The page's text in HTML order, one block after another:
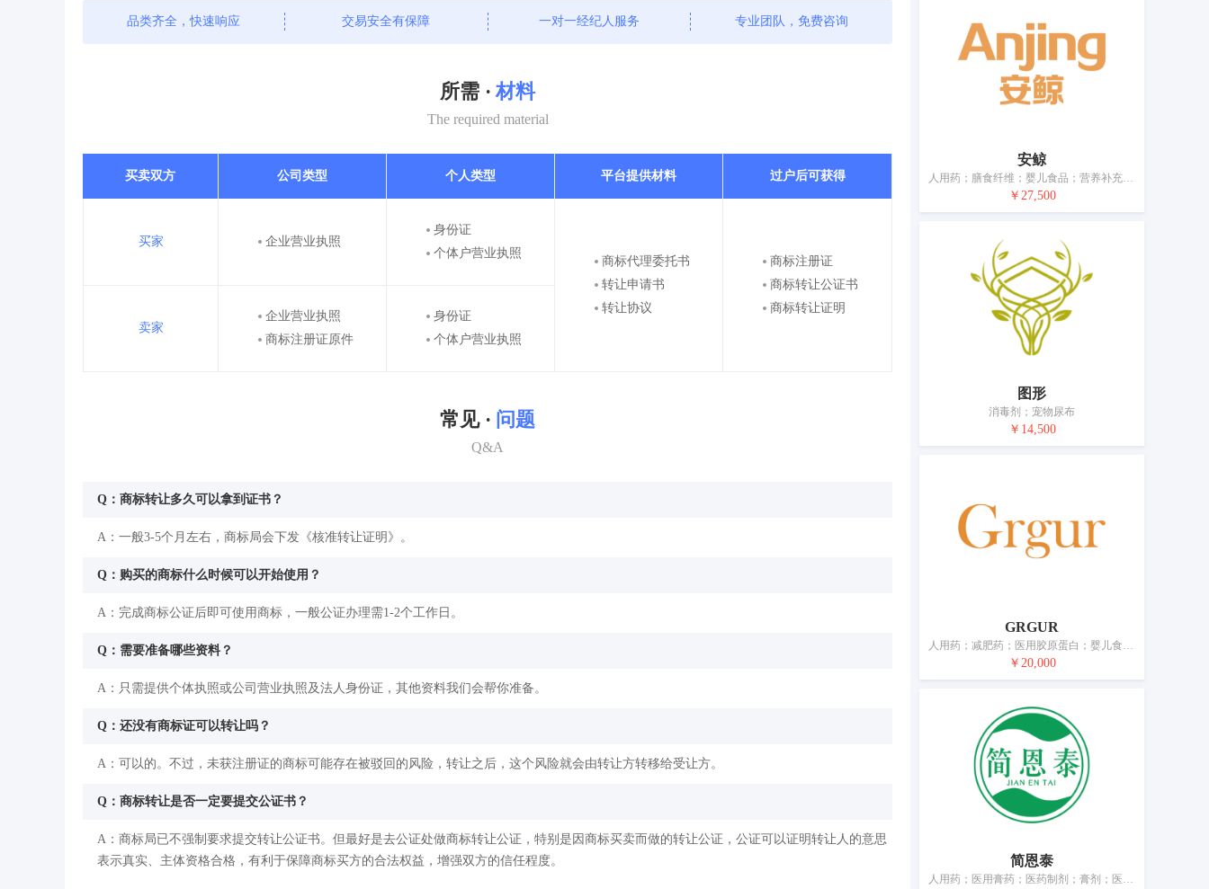
品类齐全，快速响应 交易安全有保障 一对一经纪人服务 专业团队，免费咨询
所需 · 材料
The required material
买卖双方 公司类型 个人类型 平台提供材料 过户后可获得
买家 企业营业执照
身份证
个体户营业执照
商标代理委托书
转让申请书
转让协议
商标注册证
商标转让公证书
商标转让证明
卖家
企业营业执照
商标注册证原件
身份证
个体户营业执照
常见 · 问题
Q&A
Q：商标转让多久可以拿到证书？
A：一般3-5个月左右，商标局会下发《核准转让证明》。
Q：购买的商标什么时候可以开始使用？
A：完成商标公证后即可使用商标，一般公证办理需1-2个工作日。
Q：需要准备哪些资料？
A：只需提供个体执照或公司营业执照及法人身份证，其他资料我们会帮你准备。
Q：还没有商标证可以转让吗？
A：可以的。不过，未获注册证的商标可能存在被驳回的风险，转让之后，这个风险就会由转让方转移给受让方。
Q：商标转让是否一定要提交公证书？
A：商标局已不强制要求提交转让公证书。但最好是去公证处做商标转让公证，特别是因商标买卖而做的转让公证，公证可以证明转让人的意思
表示真实、主体资格合格，有利于保障商标买方的合法权益，增强双方的信任程度。
安鲸
人用药；膳食纤维；婴儿食品；营养补充剂；宠物用维生素；婴儿尿裤；消毒纸巾；出牙剂；宠物尿布
￥27,500
图形
消毒剂；宠物尿布
￥14,500
GRGUR
人用药；减肥药；医用胶原蛋白；婴儿食品；冰箱除味剂；兽医用药；卫生球；婴儿尿裤；牙用研磨剂；宠物尿布
￥20,000
简恩泰
人用药；医用膏药；医药制剂；膏剂；医用营养品；婴儿食品；营养补充剂；杀虫剂；医用敷料；消毒纸巾